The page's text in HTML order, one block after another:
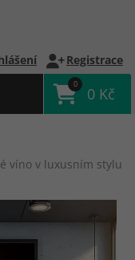
Registrace
0
0 Kč
víno v luxusním stylu